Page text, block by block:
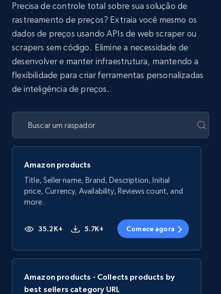
Precisa de controle total sobre sua solução de
rastreamento de preços? Extraia você mesmo os
dados de preços usando APIs de web scraper ou
scrapers sem código. Elimine a necessidade de
desenvolver e manter infraestrutura, mantendo a
flexibilidade para criar ferramentas personalizadas
de inteligência de preços.
Amazon products
Title, Seller name, Brand, Description, Initial
price, Currency, Availability, Reviews count, and
more.
35.2K+ 5.7K+ Comece agora
Amazon products - Collects products by
best sellers category URL